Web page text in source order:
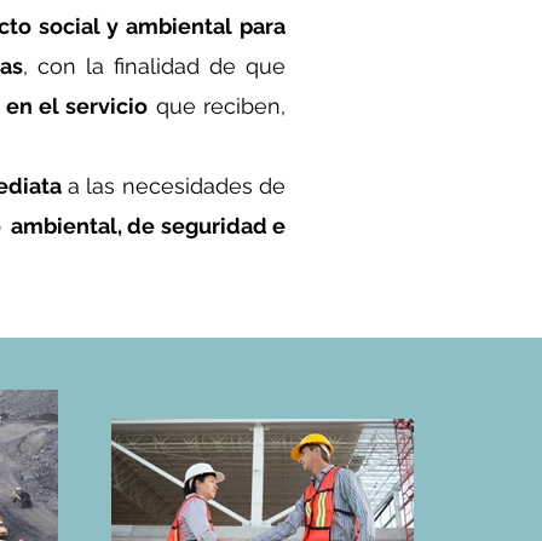
social y ambiental para
, con la finalidad de que
el servicio que reciben,
a las necesidades de
de seguridad e